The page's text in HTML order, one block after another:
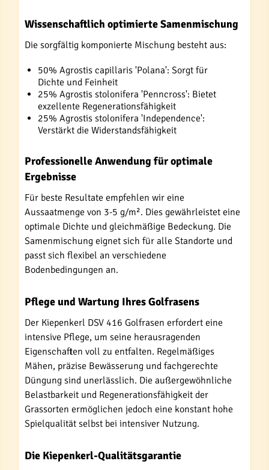
Wissenschaftlich optimierte Samenmischung
Die sorgfältig komponierte Mischung besteht aus:
50% Agrostis capillaris 'Polana': Sorgt für
Dichte und Feinheit
25% Agrostis stolonifera 'Penncross': Bietet
exzellente Regenerationsfähigkeit
25% Agrostis stolonifera 'Independence':
Verstärkt die Widerstandsfähigkeit
Professionelle Anwendung für optimale
Ergebnisse
Für beste Resultate empfehlen wir eine
Aussaatmenge von 3-5 g/m². Dies gewährleistet eine
optimale Dichte und gleichmäßige Bedeckung. Die
Samenmischung eignet sich für alle Standorte und
passt sich flexibel an verschiedene
Bodenbedingungen an.
Pflege und Wartung Ihres Golfrasens
Der Kiepenkerl DSV 416 Golfrasen erfordert eine
intensive Pflege, um seine herausragenden
Eigenschaften voll zu entfalten. Regelmäßiges
Mähen, präzise Bewässerung und fachgerechte
Düngung sind unerlässlich. Die außergewöhnliche
Belastbarkeit und Regenerationsfähigkeit der
Grassorten ermöglichen jedoch eine konstant hohe
Spielqualität selbst bei intensiver Nutzung.
Die Kiepenkerl-Qualitätsgarantie